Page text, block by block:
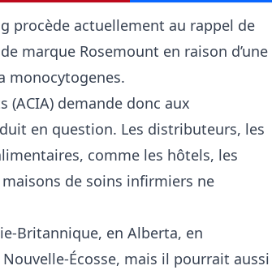
procède actuellement au rappel de
marque Rosemount en raison d’une
monocytogenes.
(ACIA) demande donc aux
en question. Les distributeurs, les
comme les hôtels, les
de soins infirmiers ne
Britannique, en Alberta, en
Écosse, mais il pourrait aussi